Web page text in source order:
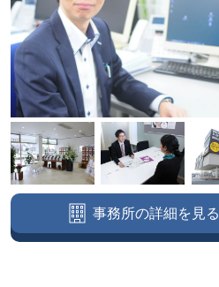
事務所の詳細を見る